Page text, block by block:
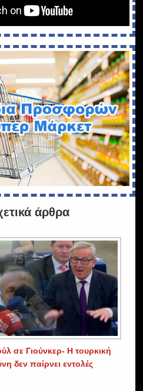
άρθρα
σε Γιούνκερ- Η τουρκική
δεν παίρνει εντολές